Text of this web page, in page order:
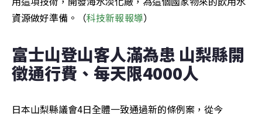
資源做好準備。（科技新報報導）
富士山登山客人滿為患 山梨縣開
徵通行費、每天限4000人
日本山梨縣議會4日全體一致通過新的條例案，從今